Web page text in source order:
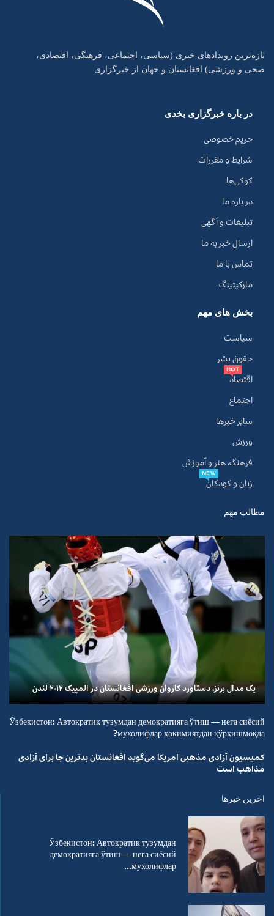
تازه‌ترین رویدادهای خبری (سیاسی، اجتماعی، فرهنگی، اقتصادی،
صحی و ورزشی) افغانستان و جهان از خبرگزاری
در باره خبرگزاری بخدی
حریم خصوصی
شرایط و مقررات
کوکی‌ها
در باره ما
تبلیغات و آگهی
ارسال خبر به ما
تماس با ما
مارکیتینگ
بخش های مهم
سیاست
حقوق بشر
اقتصاد
HOT
اجتماع
سایر خبرها
ورزش
فرهنگ، هنر و آموزش
زنان و کودکان
NEW
مطالب مهم
یک مدال برنز، دستاورد کاروان ورزشی افغانستان در المپیک ۲۰۱۲ لندن
Ўзбекистон: Автократик тузумдан демократияга ўтиш — нега сиёсий
мухолифлар ҳокимиятдан қўрқишмоқда?
کمیسیون آزادی مذهبی امریکا می‌گوید افغانستان بدترین جا برای آزادی
مذاهب است
اخرین خبرها
Ўзбекистон: Автократик тузумдан
демократияга ўтиш — нега сиёсий
мухолифлар...